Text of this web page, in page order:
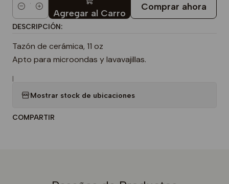
Cantidad Agregar al Carro
Comprar ahora
DESCRIPCIÓN:
Tazón de cerámica, 11 oz
Apto para microondas y lavavajillas.
|
Mostrar stock de ubicaciones
COMPARTIR